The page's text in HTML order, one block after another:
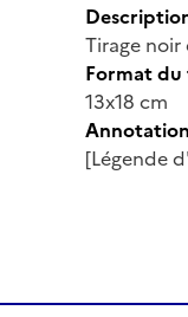
Tirage
Format du
13x18 cm
[Légende